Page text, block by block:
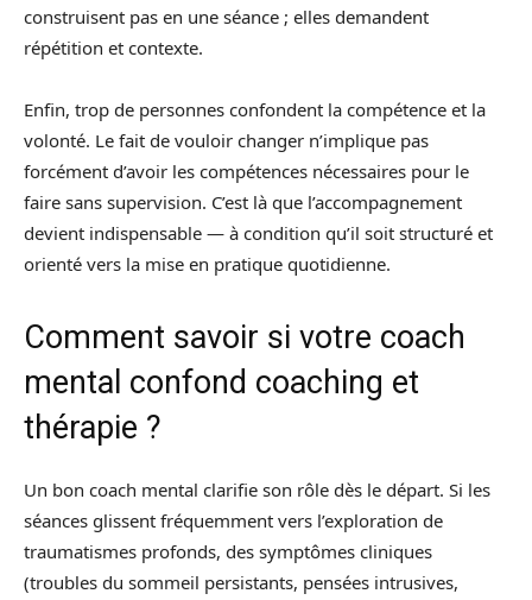
construisent pas en une séance ; elles demandent
répétition et contexte.
Enfin, trop de personnes confondent la compétence et la
volonté. Le fait de vouloir changer n’implique pas
forcément d’avoir les compétences nécessaires pour le
faire sans supervision. C’est là que l’accompagnement
devient indispensable — à condition qu’il soit structuré et
orienté vers la mise en pratique quotidienne.
Comment savoir si votre coach
mental confond coaching et
thérapie ?
Un bon coach mental clarifie son rôle dès le départ. Si les
séances glissent fréquemment vers l’exploration de
traumatismes profonds, des symptômes cliniques
(troubles du sommeil persistants, pensées intrusives,